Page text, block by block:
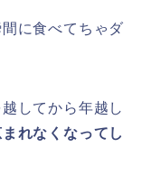
に食べてちゃダ
してから年越し
れなくなってし